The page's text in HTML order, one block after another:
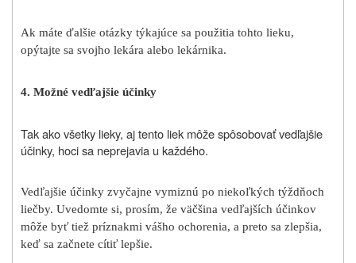
Ak máte ďalšie otázky týkajúce sa použitia tohto lieku,
opýtajte sa svojho lekára alebo lekárnika.
4. Možné vedľajšie účinky
Tak ako všetky lieky, ajtento liek môže spôsobovať vedľajšie
účinky, hoci sa neprejavia u každého.
Vedľajšie účinky zvyčajne vymiznú po niekoľkých týždňoch
liečby. Uvedomte si, prosím, že väčšina vedľajších účinkov
môže byť tiež príznakmi vášho ochorenia, a preto sa zlepšia,
keď sa začnete cítiť lepšie.